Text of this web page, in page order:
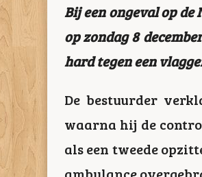
Bij een ongeval op
op zondag 8
hard tegen een
De bestuurder
waarna hij de
als een tweede